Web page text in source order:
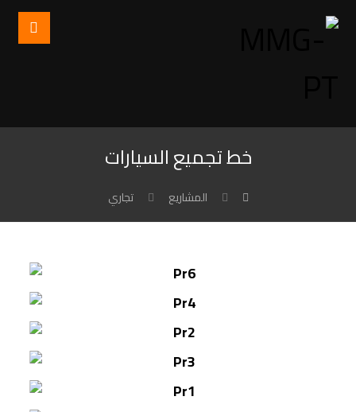
خط تجميع السيارات
المشاریع تجاري